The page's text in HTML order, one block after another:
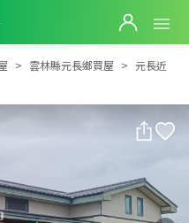
元長近台19線合法農舍
雲林縣元長鄉買屋
元長近